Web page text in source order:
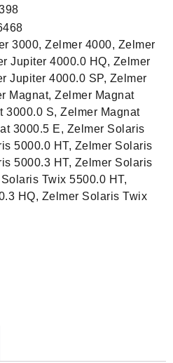
3000, Zelmer 4000, Zelmer
Jupiter 4000.0 HQ, Zelmer
Jupiter 4000.0 SP, Zelmer
Magnat, Zelmer Magnat
3000.0 S, Zelmer Magnat
3000.5 E, Zelmer Solaris
5000.0 HT, Zelmer Solaris
5000.3 HT, Zelmer Solaris
Twix 5500.0 HT,
HQ, Zelmer Solaris Twix